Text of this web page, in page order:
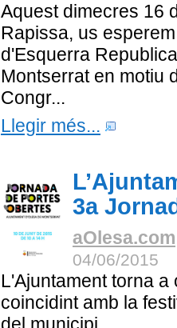
Aquest dimecres 16
Rapissa, us
d'Esquerra
Montserrat en motiu
Congr...
Llegir més...
3a
aOlesa.com
04/06/2015
L'Ajuntament torna
coincidint amb la